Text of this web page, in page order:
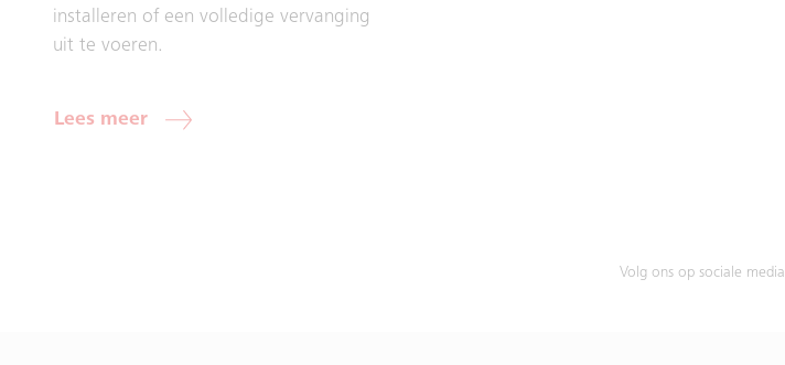
installeren of een volledige vervanging
uit te voeren.
Lees meer
Volg ons op sociale media